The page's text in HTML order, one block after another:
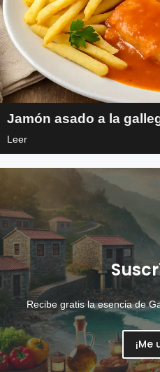
Jamón asado a la
Leer
Recibe gratis la esencia de
¡Me